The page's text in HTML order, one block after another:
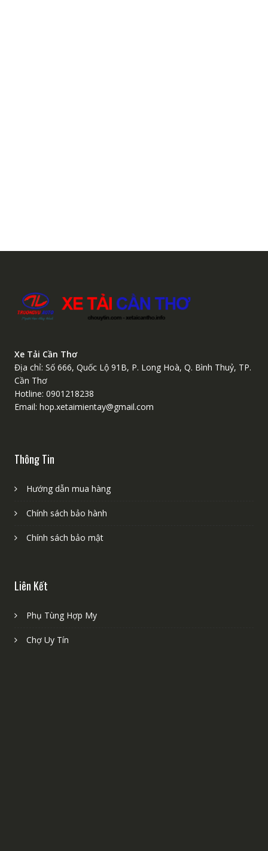
Xe Tải Cần Thơ
Địa chỉ: Số 666, Quốc Lộ 91B, P. Long Hoà, Q. Bình Thuỷ, TP.
Cần Thơ
Hotline: 0901218238
Email: hop.xetaimientay@gmail.com
Thông Tin
Hướng dẫn mua hàng
Chính sách bảo hành
Chính sách bảo mật
Liên Kết
Phụ Tùng Hợp My
Chợ Uy Tín